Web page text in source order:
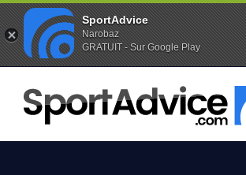
Favoris (0) Alertes (0)
ACCUEIL
SKIS
2020
SportAdvice
Narobaz
GRATUIT - Sur Google Play